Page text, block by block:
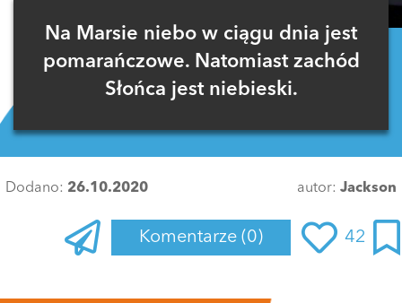
Na Marsie niebo w ciągu dnia jest
pomarańczowe. Natomiast zachód
Słońca jest niebieski.
Dodano: 26.10.2020 autor: Jackson
Komentarze (0) 42